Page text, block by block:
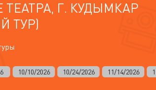
Г. КУДЫМКАР
ТУР)
10/10/2026 10/24/2026 11/14/2026